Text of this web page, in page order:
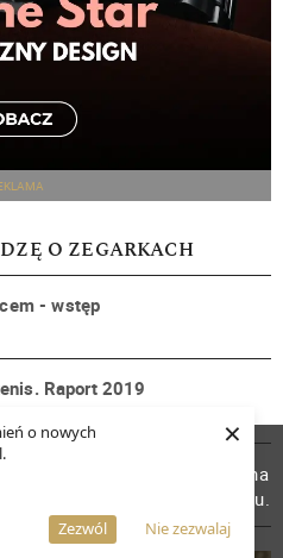
o nowych
Nie zezwalaj
Zezwól
×
O ZEGARKACH
- wstęp
Raport 2019
usług korzystamy z plików
oznacza, iż wyrażasz zgodę na
w Twoim urządzeniu.
Więcej informacji